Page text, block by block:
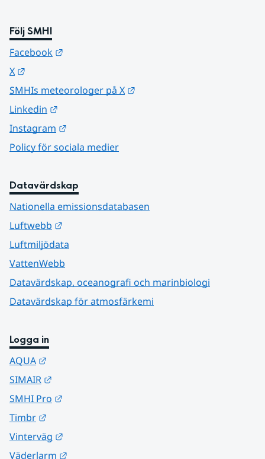
Följ SMHI
Facebook
X
SMHIs meteorologer på X
Linkedin
Instagram
Policy för sociala medier
Datavärdskap
Nationella emissionsdatabasen
Luftwebb
Luftmiljödata
VattenWebb
Datavärdskap, oceanografi och marinbiologi
Datavärdskap för atmosfärkemi
Logga in
AQUA
SIMAIR
SMHI Pro
Timbr
Vinterväg
Väderlarm